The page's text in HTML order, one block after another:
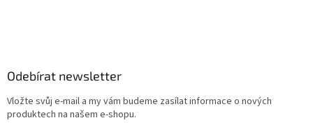
Odebírat newsletter
Vložte svůj e-mail a my vám budeme zasílat informace o nových
produktech na našem e-shopu.